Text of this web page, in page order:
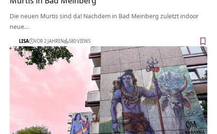
Die neuen Murtis sind da! Nachdem in Bad Meinberg zuletzt indoor
neue…
LISA VOR 2 JAHREN 580 VIEWS